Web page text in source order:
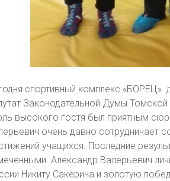
спортивный комплекс «БОРЕЦ»
Законодательной Думы Томской
высокого гостя был приятным
очень давно сотрудничает
учащихся. Последние
Александр Валерьевич
Никиту Сакерина и золотую